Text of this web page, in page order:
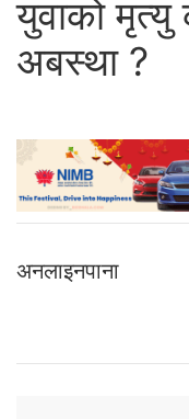
युवाको
अबस्था ?
अनलाइनपाना